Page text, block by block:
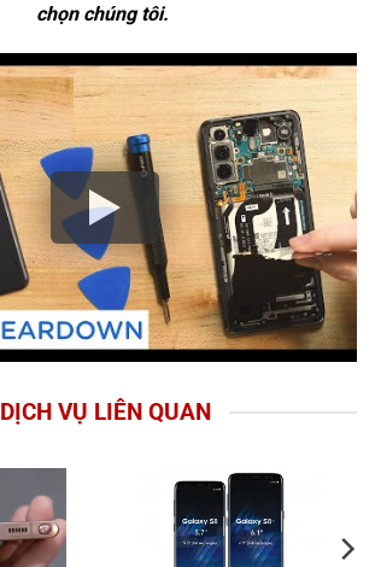
chọn chúng tôi.
DỊCH VỤ LIÊN QUAN